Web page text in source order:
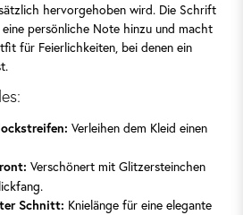
hervorgehoben wird. Die Schrift
persönliche Note hinzu und macht
für Feierlichkeiten, bei denen ein
Verleihen dem Kleid einen
Verschönert mit Glitzersteinchen
Schnitt: Knielänge für eine elegante